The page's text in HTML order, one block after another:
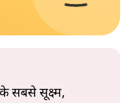
सबसे सूक्ष्म,